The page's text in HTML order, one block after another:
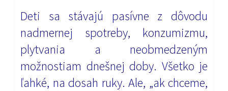
Deti sa stávajú pasívne z dôvodu
nadmernej spotreby, konzumizmu,
plytvania a neobmedzeným
možnostiam dnešnej doby. Všetko je
ľahké, na dosah ruky. Ale, „ak chceme,